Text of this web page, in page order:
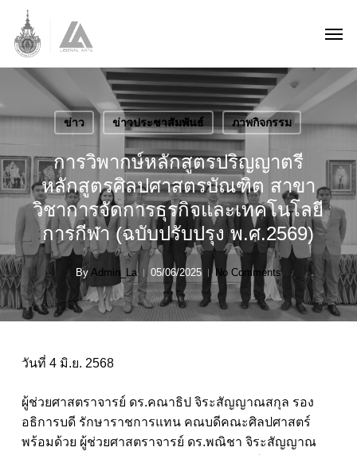
main
content
ข่าว ข่าวประชาสัมพันธ์ ภาพกิจกรรม
การวิพากษ์หลักสูตรปริญญาตรี
หลักสูตรศิลปศาสตรบัณฑิต สาขา
วิชาการจัดการธุรกิจและเทคโนโลยี
การกีฬา (ฉบับปรับปรุง พ.ศ.2569)
By Admin_La 05/06/2025 No Comments
วันที่ 4 มิ.ย. 2568
ผู้ช่วยศาสตราจารย์ ดร.คณาธิป จิระสัญญาณสกุล รอง
อธิการบดี รักษาราชการแทน คณบดีคณะศิลปศาสตร์
พร้อมด้วย ผู้ช่วยศาสตราจารย์ ดร.พณิชา จิระสัญญาณ